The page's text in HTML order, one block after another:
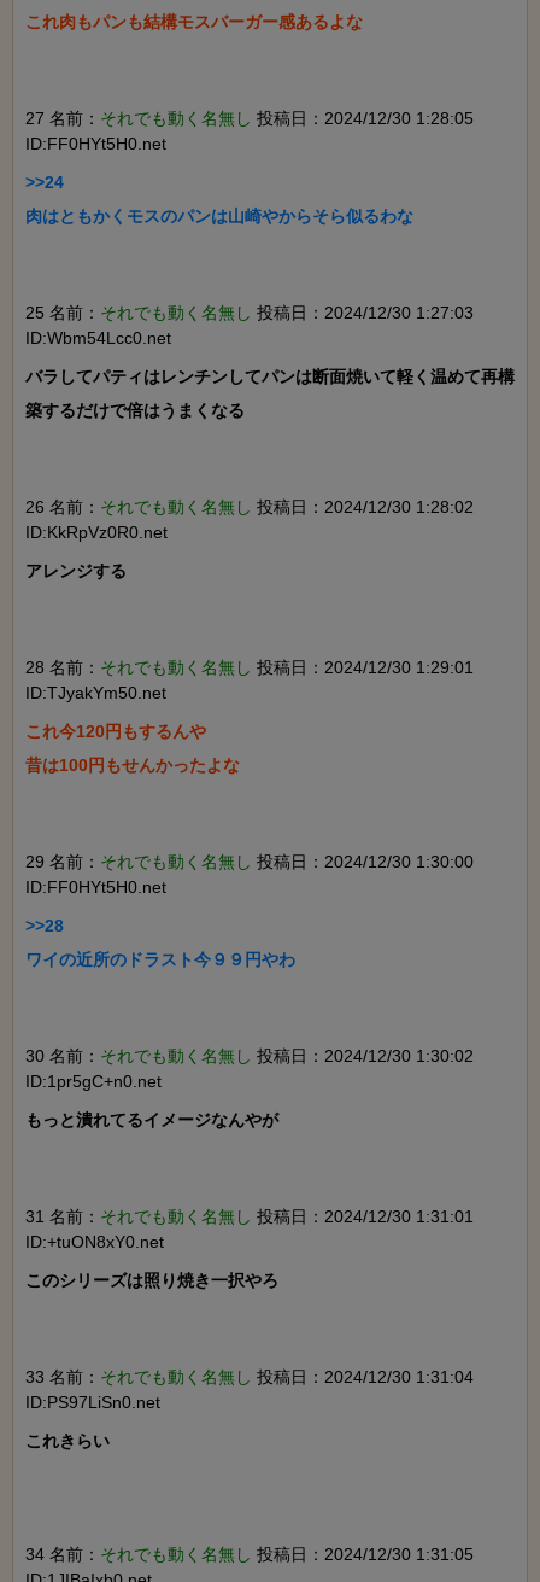
これ肉もパンも結構モスバーガー感あるよな
27 名前： それでも動く名無し 投稿日：2024/12/30 1:28:05
ID:FF0HYt5H0.net
>>24
肉はともかくモスのパンは山崎やからそら似るわな
25 名前： それでも動く名無し 投稿日：2024/12/30 1:27:03
ID:Wbm54Lcc0.net
バラしてパティはレンチンしてパンは断面焼いて軽く温めて再構
築するだけで倍はうまくなる
26 名前： それでも動く名無し 投稿日：2024/12/30 1:28:02
ID:KkRpVz0R0.net
アレンジする
28 名前： それでも動く名無し 投稿日：2024/12/30 1:29:01
ID:TJyakYm50.net
これ今120円もするんや
昔は100円もせんかったよな
29 名前： それでも動く名無し 投稿日：2024/12/30 1:30:00
ID:FF0HYt5H0.net
>>28
ワイの近所のドラスト今９９円やわ
30 名前： それでも動く名無し 投稿日：2024/12/30 1:30:02
ID:1pr5gC+n0.net
もっと潰れてるイメージなんやが
31 名前： それでも動く名無し 投稿日：2024/12/30 1:31:01
ID:+tuON8xY0.net
このシリーズは照り焼き一択やろ
33 名前： それでも動く名無し 投稿日：2024/12/30 1:31:04
ID:PS97LiSn0.net
これきらい
34 名前： それでも動く名無し 投稿日：2024/12/30 1:31:05